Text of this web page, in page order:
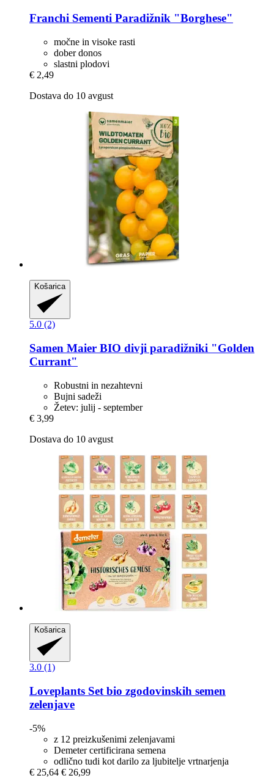
Franchi Sementi Paradižnik "Borghese"
močne in visoke rasti
dober donos
slastni plodovi
€ 2,49
Dostava do 10 avgust
Košarica
5.0 (2)
Samen Maier BIO divji paradižniki "Golden
Currant"
Robustni in nezahtevni
Bujni sadeži
Žetev: julij - september
€ 3,99
Dostava do 10 avgust
Košarica
3.0 (1)
Loveplants Set bio zgodovinskih semen
zelenjave
-5%
z 12 preizkušenimi zelenjavami
Demeter certificirana semena
odlično tudi kot darilo za ljubitelje vrtnarjenja
€ 25,64 € 26,99